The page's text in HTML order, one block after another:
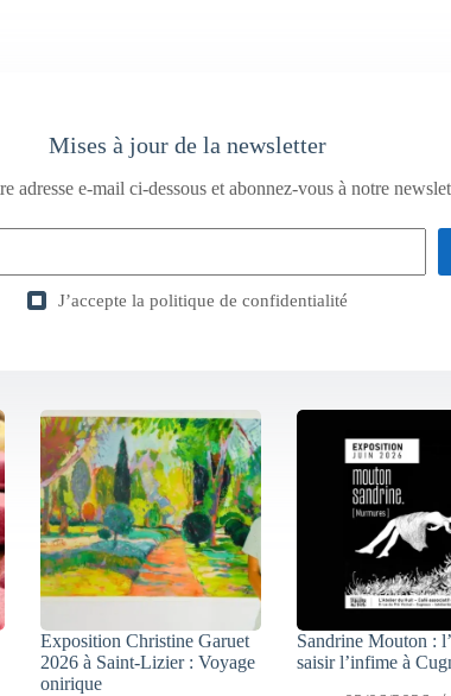
Mises à jour de la newsletter
adresse e-mail ci-dessous et abonnez-vous à notre
J’accepte la politique de confidentialité
Exposition Christine Garuet
2026 à Saint-Lizier : Voyage
onirique
Sandrine Mouton :
saisir l’infime à